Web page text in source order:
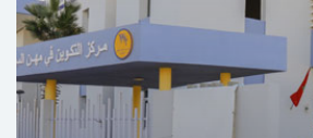
Centro Regional de Salud